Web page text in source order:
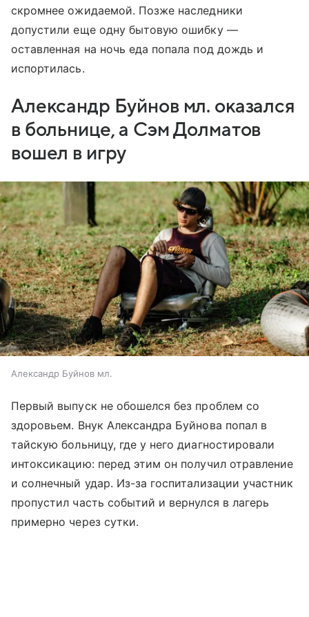
скромнее ожидаемой. Позже наследники
допустили еще одну бытовую ошибку —
оставленная на ночь еда попала под дождь и
испортилась.
Александр Буйнов мл. оказался
в больнице, а Сэм Долматов
вошел в игру
Александр Буйнов мл.
Первый выпуск не обошелся без проблем со
здоровьем. Внук Александра Буйнова попал в
тайскую больницу, где у него диагностировали
интоксикацию: перед этим он получил отравление
и солнечный удар. Из-за госпитализации участник
пропустил часть событий и вернулся в лагерь
примерно через сутки.